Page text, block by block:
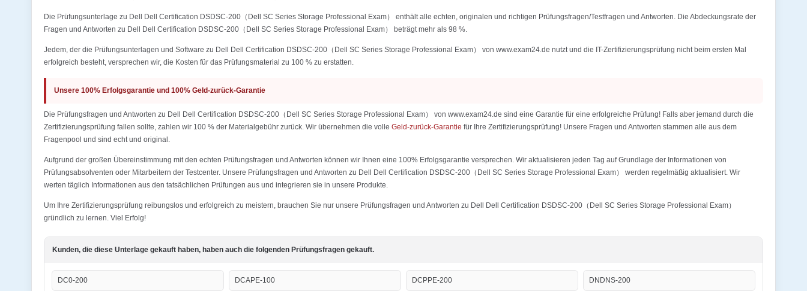
Die Prüfungsunterlage zu Dell Dell Certification DSDSC-200（Dell SC Series Storage Professional Exam） enthält alle echten, originalen und richtigen Prüfungsfragen/Testfragen und Antworten. Die Abdeckungsrate der
Fragen und Antworten zu Dell Dell Certification DSDSC-200（Dell SC Series Storage Professional Exam） beträgt mehr als 98 %.
Jedem, der die Prüfungsunterlagen und Software zu Dell Dell Certification DSDSC-200（Dell SC Series Storage Professional Exam） von www.exam24.de nutzt und die IT-Zertifizierungsprüfung nicht beim ersten Mal
erfolgreich besteht, versprechen wir, die Kosten für das Prüfungsmaterial zu 100 % zu erstatten.
Unsere 100% Erfolgsgarantie und 100% Geld-zurück-Garantie
Die Prüfungsfragen und Antworten zu Dell Dell Certification DSDSC-200（Dell SC Series Storage Professional Exam） von www.exam24.de sind eine Garantie für eine erfolgreiche Prüfung! Falls aber jemand durch die
Zertifizierungsprüfung fallen sollte, zahlen wir 100 % der Materialgebühr zurück. Wir übernehmen die volle Geld-zurück-Garantie für Ihre Zertifizierungsprüfung! Unsere Fragen und Antworten stammen alle aus dem
Fragenpool und sind echt und original.
Aufgrund der großen Übereinstimmung mit den echten Prüfungsfragen und Antworten können wir Ihnen eine 100% Erfolgsgarantie versprechen. Wir aktualisieren jeden Tag auf Grundlage der Informationen von
Prüfungsabsolventen oder Mitarbeitern der Testcenter. Unsere Prüfungsfragen und Antworten zu Dell Dell Certification DSDSC-200（Dell SC Series Storage Professional Exam） werden regelmäßig aktualisiert. Wir
werten täglich Informationen aus den tatsächlichen Prüfungen aus und integrieren sie in unsere Produkte.
Um Ihre Zertifizierungsprüfung reibungslos und erfolgreich zu meistern, brauchen Sie nur unsere Prüfungsfragen und Antworten zu Dell Dell Certification DSDSC-200（Dell SC Series Storage Professional Exam）
gründlich zu lernen. Viel Erfolg!
Kunden, die diese Unterlage gekauft haben, haben auch die folgenden Prüfungsfragen gekauft.
DC0-200 DCAPE-100 DCPPE-200 DNDNS-200